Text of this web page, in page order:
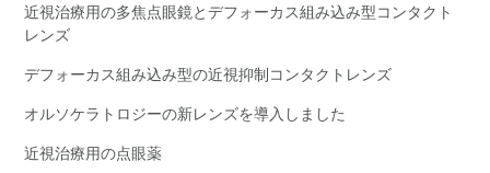
近視治療用の多焦点眼鏡とデフォーカス組み込み型コンタクト
レンズ
デフォーカス組み込み型の近視抑制コンタクトレンズ
オルソケラトロジーの新レンズを導入しました
近視治療用の点眼薬